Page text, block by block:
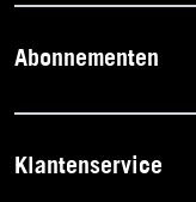
Abonnementen
Klantenservice